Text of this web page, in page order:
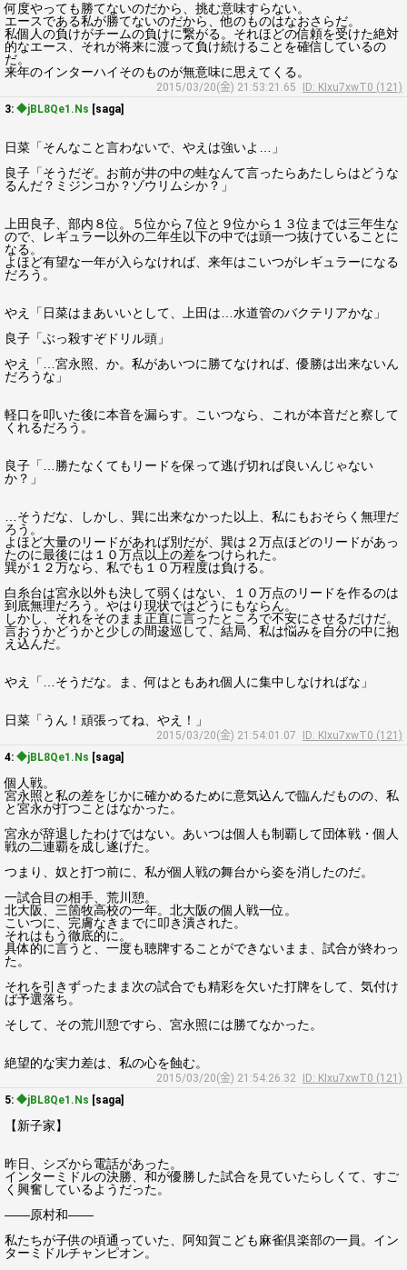
何度やっても勝てないのだから、挑む意味すらない。
エースである私が勝てないのだから、他のものはなおさらだ。
私個人の負けがチームの負けに繋がる。それほどの信頼を受けた絶対
的なエース、それが将来に渡って負け続けることを確信しているの
だ。
来年のインターハイそのものが無意味に思えてくる。
2015/03/20(金) 21:53:21.65
ID: KIxu7xwT0 (121)
3: ◆jBL8Qe1.Ns [saga]
日菜「そんなこと言わないで、やえは強いよ…」
良子「そうだぞ。お前が井の中の蛙なんて言ったらあたしらはどうな
るんだ？ミジンコか？ゾウリムシか？」
上田良子、部内８位。５位から７位と９位から１３位までは三年生な
ので、レギュラー以外の二年生以下の中では頭一つ抜けていることに
なる。
よほど有望な一年が入らなければ、来年はこいつがレギュラーになる
だろう。
やえ「日菜はまあいいとして、上田は…水道管のバクテリアかな」
良子「ぶっ殺すぞドリル頭」
やえ「…宮永照、か。私があいつに勝てなければ、優勝は出来ないん
だろうな」
軽口を叩いた後に本音を漏らす。こいつなら、これが本音だと察して
くれるだろう。
良子「…勝たなくてもリードを保って逃げ切れば良いんじゃない
か？」
…そうだな、しかし、巽に出来なかった以上、私にもおそらく無理だ
ろう。
よほど大量のリードがあれば別だが、巽は２万点ほどのリードがあっ
たのに最後には１０万点以上の差をつけられた。
巽が１２万なら、私でも１０万程度は負ける。
白糸台は宮永以外も決して弱くはない、１０万点のリードを作るのは
到底無理だろう。やはり現状ではどうにもならん。
しかし、それをそのまま正直に言ったところで不安にさせるだけだ。
言おうかどうかと少しの間逡巡して、結局、私は悩みを自分の中に抱
え込んだ。
やえ「…そうだな。ま、何はともあれ個人に集中しなければな」
日菜「うん！頑張ってね、やえ！」
2015/03/20(金) 21:54:01.07
ID: KIxu7xwT0 (121)
4: ◆jBL8Qe1.Ns [saga]
個人戦。
宮永照と私の差をじかに確かめるために意気込んで臨んだものの、私
と宮永が打つことはなかった。
宮永が辞退したわけではない。あいつは個人も制覇して団体戦・個人
戦の二連覇を成し遂げた。
つまり、奴と打つ前に、私が個人戦の舞台から姿を消したのだ。
一試合目の相手、荒川憩。
北大阪、三箇牧高校の一年。北大阪の個人戦一位。
こいつに、完膚なきまでに叩き潰された。
それはもう徹底的に。
具体的に言うと、一度も聴牌することができないまま、試合が終わっ
た。
それを引きずったまま次の試合でも精彩を欠いた打牌をして、気付け
ば予選落ち。
そして、その荒川憩ですら、宮永照には勝てなかった。
絶望的な実力差は、私の心を蝕む。
2015/03/20(金) 21:54:26.32
ID: KIxu7xwT0 (121)
5: ◆jBL8Qe1.Ns [saga]
【新子家】
昨日、シズから電話があった。
インターミドルの決勝、和が優勝した試合を見ていたらしくて、すご
く興奮しているようだった。
――原村和――
私たちが子供の頃通っていた、阿知賀こども麻雀倶楽部の一員。イン
ターミドルチャンピオン。